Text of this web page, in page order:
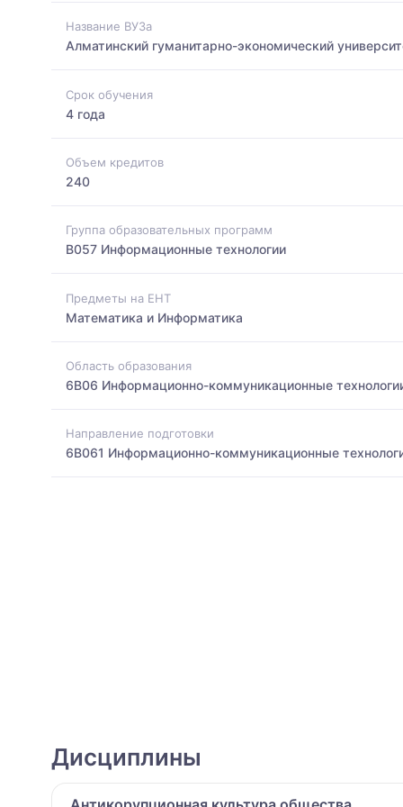
Название ВУЗа
Алматинский гуманитарно-экономический
Срок обучения
4 года
Объем кредитов
240
Группа образовательных программ
B057 Информационные технологии
Предметы на ЕНТ
Математика и Информатика
Область образования
6B06 Информационно-коммуникационные
Направление подготовки
6B061 Информационно-коммуникационные
Дисциплины